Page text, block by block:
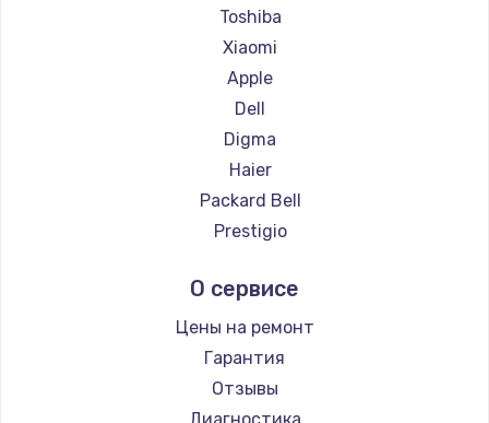
Ремонт ноутбуков Irbis
Ремонт ноутбуков Thunderobot
Ремонт ноутбуков Hasee
Ремонт ноутбуков ZTE
Ремонт ноутбуков Hiper
Ремонт ноутбуков Evga
Ремонт ноутбуков Google
Ремонт ноутбуков Echips
Ремонт ноутбуков Predator
Ремонт ноутбуков iru
Ремонт ноутбуков Machenike
Ремонт ноутбуков DEXP
Ремонт ноутбуков Teclast
Toshiba
Xiaomi
Apple
Dell
Digma
Haier
Packard Bell
Prestigio
Alienware
Aquarius
Gigabyte
Aorus
Maibenben
О сервисе
Цены на ремонт
Гарантия
Отзывы
Диагностика